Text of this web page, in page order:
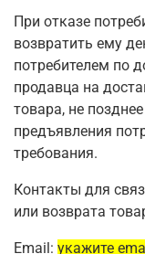
При отказе
возвратить ему
потребителем по
продавца на
товара, не
предъявления
требования.
Контакты для
или возврата
Email: укажите